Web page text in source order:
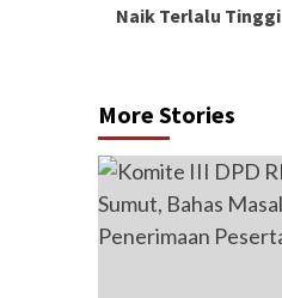
Naik Terlalu Tinggi
More Stories